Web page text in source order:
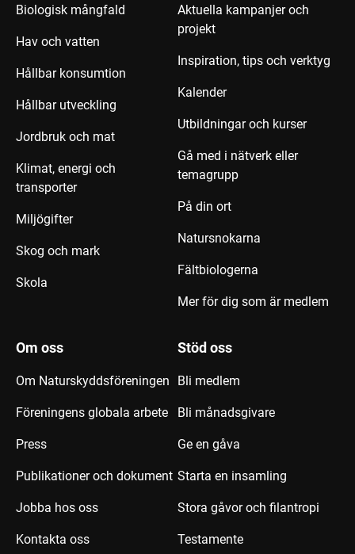
Biologisk mångfald
Hav och vatten
Hållbar konsumtion
Hållbar utveckling
Jordbruk och mat
Klimat, energi och
transporter
Miljögifter
Skog och mark
Skola
Aktuella kampanjer och
projekt
Inspiration, tips och verktyg
Kalender
Utbildningar och kurser
Gå med i nätverk eller
temagrupp
På din ort
Natursnokarna
Fältbiologerna
Mer för dig som är medlem
Om oss
Om Naturskyddsföreningen
Föreningens globala arbete
Press
Publikationer och dokument
Jobba hos oss
Kontakta oss
Stöd oss
Bli medlem
Bli månadsgivare
Ge en gåva
Starta en insamling
Stora gåvor och filantropi
Testamente